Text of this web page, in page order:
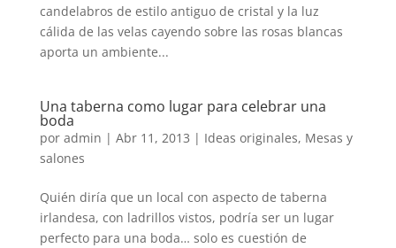
candelabros de estilo antiguo de cristal y la luz
cálida de las velas cayendo sobre las rosas blancas
aporta un ambiente...
Una taberna como lugar para celebrar una
boda
por admin | Abr 11, 2013 | Ideas originales, Mesas y
salones
Quién diría que un local con aspecto de taberna
irlandesa, con ladrillos vistos, podría ser un lugar
perfecto para una boda… solo es cuestión de